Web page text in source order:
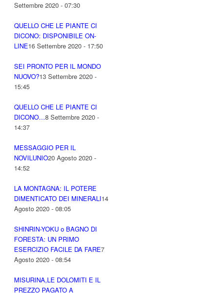
Settembre 2020 - 07:30
QUELLO CHE LE PIANTE CI
DICONO: DISPONIBILE ON-
LINE16 Settembre 2020 - 17:50
SEI PRONTO PER IL MONDO
NUOVO?13 Settembre 2020 -
15:45
QUELLO CHE LE PIANTE CI
DICONO…8 Settembre 2020 -
14:37
MESSAGGIO PER IL
NOVILUNIO20 Agosto 2020 -
14:52
LA MONTAGNA: IL POTERE
DIMENTICATO DEI MINERALI14
Agosto 2020 - 08:05
SHINRIN-YOKU o BAGNO DI
FORESTA: UN PRIMO
ESERCIZIO FACILE DA FARE7
Agosto 2020 - 08:54
MISURINA,LE DOLOMITI E IL
PREZZO PAGATO A